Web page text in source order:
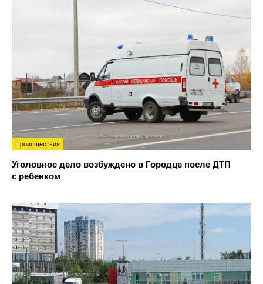
Происшествия
Уголовное дело возбуждено в Городце после ДТП
с ребенком